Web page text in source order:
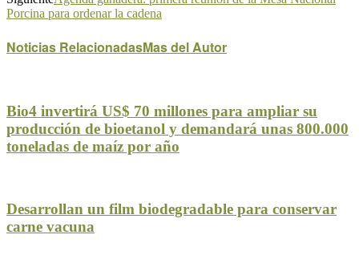
Porcina para ordenar la cadena
Noticias RelacionadasMas del Autor
Bio4 invertirá US$ 70 millones para ampliar su
producción de bioetanol y demandará unas 800.000
toneladas de maíz por año
Desarrollan un film biodegradable para conservar
carne vacuna